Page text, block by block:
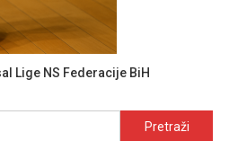
Lige NS Federacije BiH
Pretraži: